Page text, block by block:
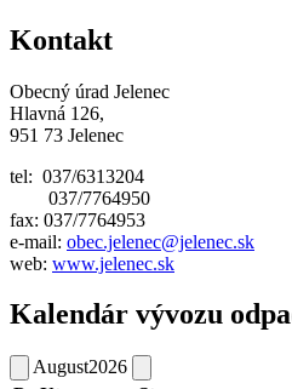
Kontakt
Obecný úrad Jelenec
Hlavná 126,
951 73 Jelenec
tel: 037/6313204
037/7764950
fax: 037/7764953
e-mail: obec.jelenec@jelenec.sk
web: www.jelenec.sk
Kalendár vývozu
August2026